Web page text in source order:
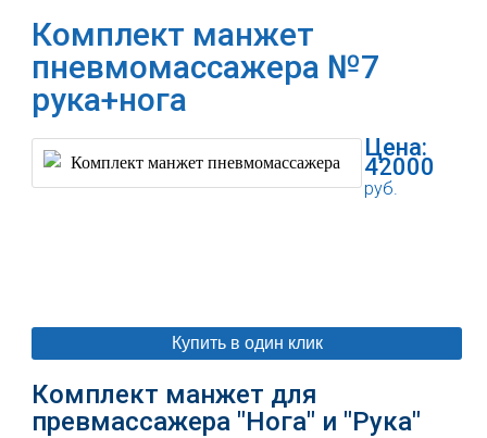
Комплект манжет
пневмомассажера №7
рука+нога
Цена:
42000
руб.
Купить в один клик
Комплект манжет для
превмассажера "Нога" и "Рука"